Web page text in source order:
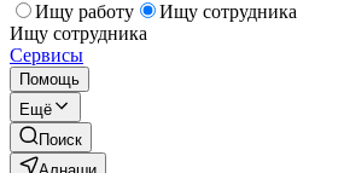
Ищу работу
Ищу сотрудника
Ищу сотрудника
Сервисы
Помощь
Ещё
Поиск